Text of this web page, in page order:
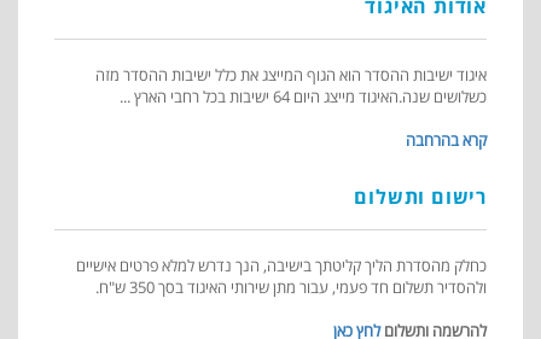
אודות האיגוד
איגוד ישיבות ההסדר הוא הגוף המייצג את כלל ישיבות ההסדר מזה
כשלושים שנה.האיגוד מייצג היום 64 ישיבות בכל רחבי הארץ ...
קרא בהרחבה
רישום ותשלום
כחלק מהסדרת הליך קליטתך בישיבה, הנך נדרש למלא פרטים אישיים
ולהסדיר תשלום חד פעמי, עבור מתן שירותי האיגוד בסך 350 ש"ח.
להרשמה ותשלוםלחץ כאן